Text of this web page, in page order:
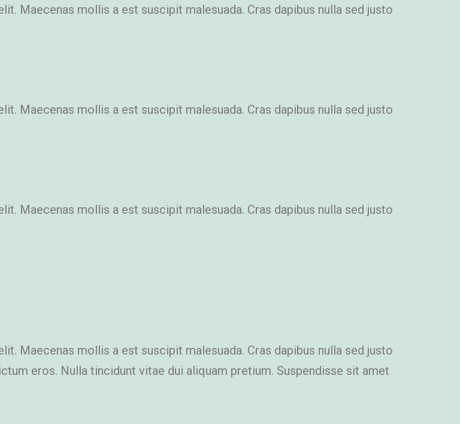
Maecenas mollis a est suscipit malesuada. Cras dapibus nulla sed justo
Maecenas mollis a est suscipit malesuada. Cras dapibus nulla sed justo
Maecenas mollis a est suscipit malesuada. Cras dapibus nulla sed justo
Maecenas mollis a est suscipit malesuada. Cras dapibus nulla sed justo
eros. Nulla tincidunt vitae dui aliquam pretium. Suspendisse sit amet